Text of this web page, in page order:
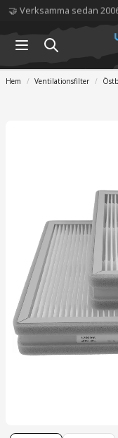
🏆 Störst på ventilation
Hem Ventilationsfilter